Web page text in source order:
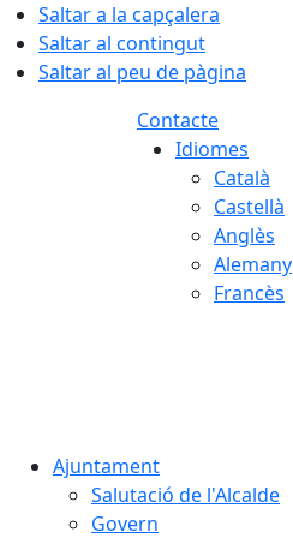
Saltar a la capçalera
Saltar al contingut
Saltar al peu de pàgina
Contacte
Idiomes
Català
Castellà
Anglès
Alemany
Francès
Ajuntament
Salutació de l'Alcalde
Govern